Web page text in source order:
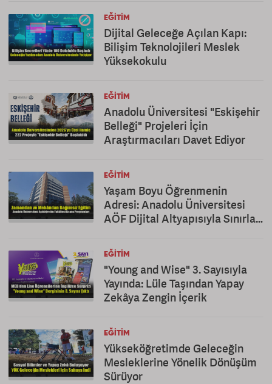
EĞITIM
Dijital Geleceğe Açılan Kapı:
Bilişim Teknolojileri Meslek
Yüksekokulu
EĞITIM
Anadolu Üniversitesi "Eskişehir
Belleği" Projeleri İçin
Araştırmacıları Davet Ediyor
EĞITIM
Yaşam Boyu Öğrenmenin
Adresi: Anadolu Üniversitesi
AÖF Dijital Altyapısıyla Sınırları
EĞITIM
"Young and Wise" 3. Sayısıyla
Yayında: Lüle Taşından Yapay
Zekâya Zengin İçerik
EĞITIM
Yükseköğretimde Geleceğin
Mesleklerine Yönelik Dönüşüm
Sürüyor